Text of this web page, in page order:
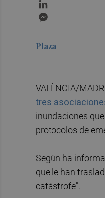
Plaza
VALÈNCIA/
tres
inundaciones
protocolos de
Según ha
que le han
catástrofe".